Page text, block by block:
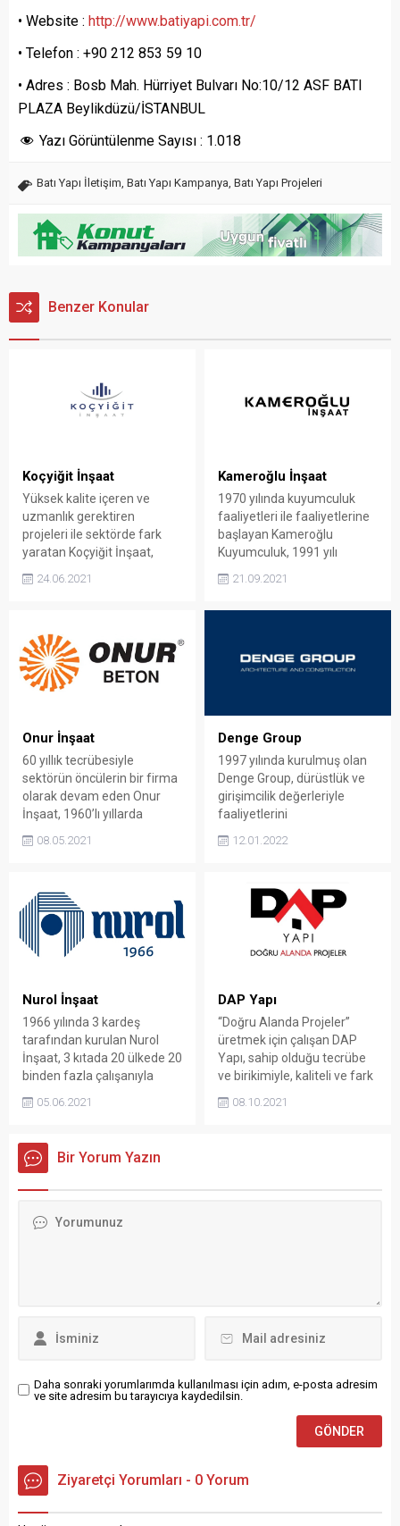
• Website : http://www.batiyapi.com.tr/
• Telefon : +90 212 853 59 10
• Adres : Bosb Mah. Hürriyet Bulvarı No:10/12 ASF BATI
PLAZA Beylikdüzü/İSTANBUL
Yazı Görüntülenme Sayısı : 1.018
Batı Yapı İletişim Batı Yapı Kampanya Batı Yapı Projeleri
Benzer Konular
Koçyiğit İnşaat
Yüksek kalite içeren ve
uzmanlık gerektiren
projeleri ile sektörde fark
yaratan Koçyiğit İnşaat,
genel inşaat işlerinden
anahtar teslimine hizmet
Hakkında Koçyiğit İnşaat
kurulduğu günden itibaren
gelişim gösteren başarılı bir
şirkettir. Ortaya çıkardığı
dikkat çeken bir şirkettir.
Kaliteli ve uzmanlık
gerektiren projeleri...
24.06.2021
Kameroğlu İnşaat
1970 yılında kuyumculuk
faaliyetleri ile faaliyetlerine
başlayan Kameroğlu
Kuyumculuk, 1991 yılı
itibariyle Kameroğlu İnşaat
adıyla gayrimenkul ve inşaat
Birbirinden farklı sektörlerde
1970 yılında çalışmalarına
başlamıştır. Kuruluşunun ilk
yıllarında Kapalıçarşıda
Kameroğlu Kuyumculuk
markası olarak faaliyet
göstermektedir. Toptan altın
ve...
21.09.2021
Onur İnşaat
60 yıllık tecrübesiyle
sektörün öncülerin bir firma
olarak devam eden Onur
İnşaat, 1960’lı yıllarda
çalışma serüvenine sahiptir.
çalışmalarına 1973 yılında
İstanbul’da sürdüren firma
çimento piyasasındaki
ilişkileri ve tecrübeleriyle
yatırım yapma fikrine sahip
olmuştur. 1994 yılında Set
Beton...
08.05.2021
Denge Group
1997 yılında kurulmuş olan
Denge Group, dürüstlük ve
girişimcilik değerleriyle
faaliyetlerini
Group Hakkında Geleceği
yatırımlar yapan Denge
Group, dürüstlük ve
girişimcilik ilkeleriyle hareket
etmektedir. 1997 yılında
inşaat sektöründe
Şirket profesyonel mimar ve
mühendislerden oluşan
ekibiyle, kaliteli çalışmalara
imza atmaktadır. Gelişmiş
ve modern projelere...
12.01.2022
Nurol İnşaat
1966 yılında 3 kardeş
tarafından kurulan Nurol
İnşaat, 3 kıtada 20 ülkede 20
binden fazla çalışanıyla
devam etmektedir. Nurol
en değerli markalarının
arasında yer alan Nurol
çıkıyor. 1960’lı yıllarda
05.06.2021
DAP Yapı
“Doğru Alanda Projeler”
üretmek için çalışan DAP
Yapı, sahip olduğu tecrübe
ve birikimiyle, kaliteli ve fark
başarılı bir inşaat firmasıdır.
08.10.2021
Bir Yorum Yazın
Daha sonraki yorumlarımda kullanılması için adım, e-posta adresim
ve site adresim bu tarayıcıya kaydedilsin.
Ziyaretçi Yorumları - 0 Yorum